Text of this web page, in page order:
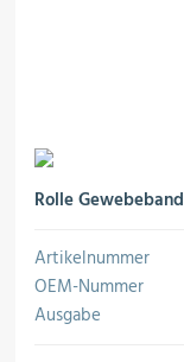
Rolle
Artikelnummer
OEM-Nummer
Ausgabe